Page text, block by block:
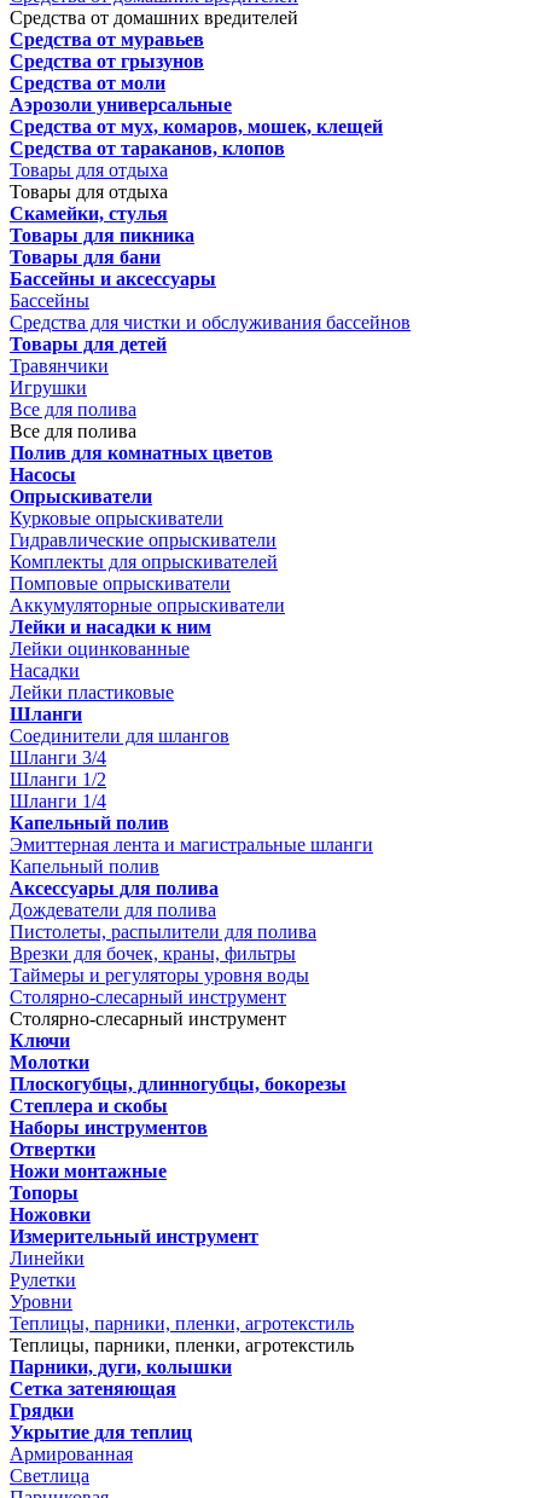
Средства от домашних вредителей
Средства от муравьев
Средства от грызунов
Средства от моли
Аэрозоли универсальные
Средства от мух, комаров, мошек, клещей
Средства от тараканов, клопов
Товары для отдыха
Товары для отдыха
Скамейки, стулья
Товары для пикника
Товары для бани
Бассейны и аксессуары
Бассейны
Средства для чистки и обслуживания бассейнов
Товары для детей
Травянчики
Игрушки
Все для полива
Все для полива
Полив для комнатных цветов
Насосы
Опрыскиватели
Курковые опрыскиватели
Гидравлические опрыскиватели
Комплекты для опрыскивателей
Помповые опрыскиватели
Аккумуляторные опрыскиватели
Лейки и насадки к ним
Лейки оцинкованные
Насадки
Лейки пластиковые
Шланги
Соединители для шлангов
Шланги 3/4
Шланги 1/2
Шланги 1/4
Капельный полив
Эмиттерная лента и магистральные шланги
Капельный полив
Аксессуары для полива
Дождеватели для полива
Пистолеты, распылители для полива
Врезки для бочек, краны, фильтры
Таймеры и регуляторы уровня воды
Столярно-слесарный инструмент
Столярно-слесарный инструмент
Ключи
Молотки
Плоскогубцы, длинногубцы, бокорезы
Степлера и скобы
Наборы инструментов
Отвертки
Ножи монтажные
Топоры
Ножовки
Измерительный инструмент
Линейки
Рулетки
Уровни
Теплицы, парники, пленки, агротекстиль
Теплицы, парники, пленки, агротекстиль
Парники, дуги, колышки
Сетка затеняющая
Грядки
Укрытие для теплиц
Армированная
Светлица